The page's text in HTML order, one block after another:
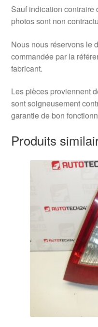
Sauf indication contraire
photos sont non
Nous nous réservons le
commandée par la
fabricant.
Les pièces proviennent
sont soigneusement
garantie de bon
Produits